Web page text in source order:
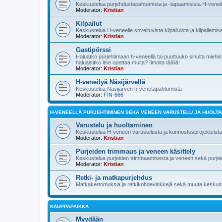
Keskustelua purjehdustapahtumista ja -tapaamisista H-
Moderator: Kristian
Kilpailut
Keskustelua H-veneelle soveltuvista kilpailuista ja
Moderator: Kristian
Gastipörssi
Haluatko purjehtimaan h-veneellä tai puuttuuko sinulta
haluaisitko itse opettaa muita? Ilmoita täällä!
Moderator: Kristian
H-veneilyä Näsijärvellä
Keskustelua Näsijärven h-venetapahtumista
Moderator: FIN-666
H-VENEELLÄ PURJEHTIMINEN SEKÄ VENEEN VARUSTELU JA
Varustelu ja huoltaminen
Keskustelua H-veneen varustelusta ja kunnostusprojekteista
Moderator: Kristian
Purjeiden trimmaus ja veneen käsittely
Keskustelua purjeiden trimmaamisesta ja veneen sekä
Moderator: Kristian
Retki- ja matkapurjehdus
Matkakertomuksia ja retkikohdevinkkejä sekä muuta
KAUPPAPAIKKA
Myydään